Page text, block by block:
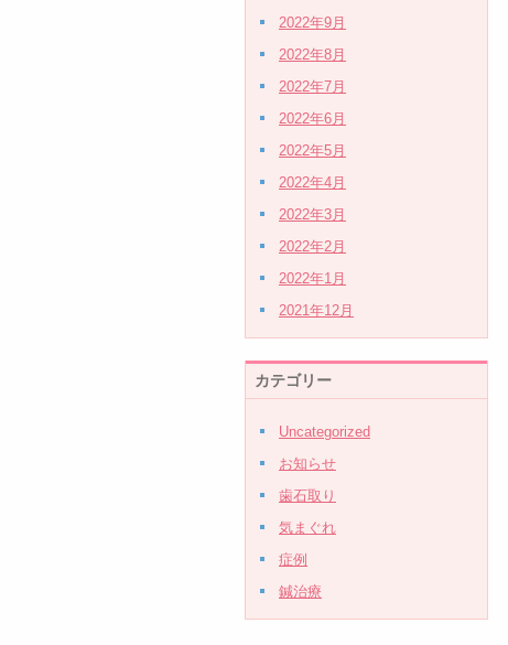
2022年9月
2022年8月
2022年7月
2022年6月
2022年5月
2022年4月
2022年3月
2022年2月
2022年1月
2021年12月
カテゴリー
Uncategorized
お知らせ
歯石取り
気まぐれ
症例
鍼治療